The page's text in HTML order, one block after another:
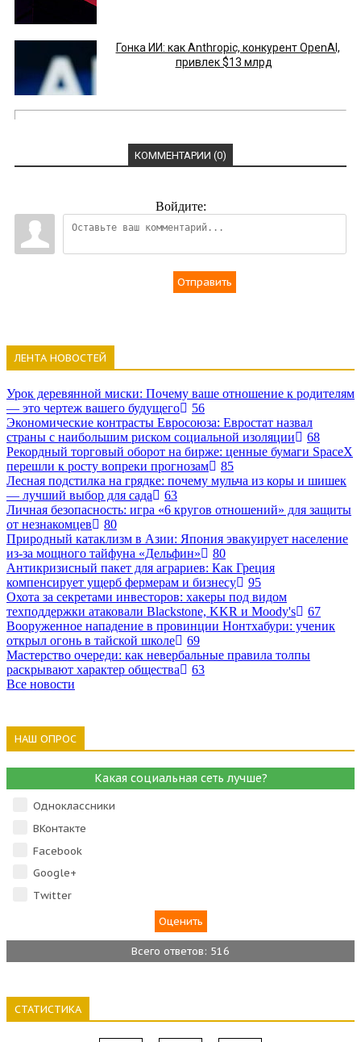
Гонка ИИ: как Anthropic, конкурент OpenAI,
привлек $13 млрд
КОММЕНТАРИИ (0)
Войдите:
Отправить
ЛЕНТА НОВОСТЕЙ
Урок деревянной миски: Почему ваше отношение к родителям
— это чертеж вашего будущего
56
Экономические контрасты Евросоюза: Евростат назвал
страны с наибольшим риском социальной изоляции
68
Рекордный торговый оборот на бирже: ценные бумаги SpaceX
перешли к росту вопреки прогнозам
85
Лесная подстилка на грядке: почему мульча из коры и шишек
— лучший выбор для сада
63
Личная безопасность: игра «6 кругов отношений» для защиты
от незнакомцев
80
Природный катаклизм в Азии: Япония эвакуирует население
из-за мощного тайфуна «Дельфин»
80
Антикризисный пакет для аграриев: Как Греция
компенсирует ущерб фермерам и бизнесу
95
Охота за секретами инвесторов: хакеры под видом
техподдержки атаковали Blackstone, KKR и Moody's
67
Вооруженное нападение в провинции Нонтхабури: ученик
открыл огонь в тайской школе
69
Мастерство очереди: как невербальные правила толпы
раскрывают характер общества
63
Все новости
НАШ ОПРОС
Какая социальная сеть лучше?
Одноклассники
ВКонтакте
Facebook
Google+
Тwitter
Всего ответов: 516
СТАТИСТИКА